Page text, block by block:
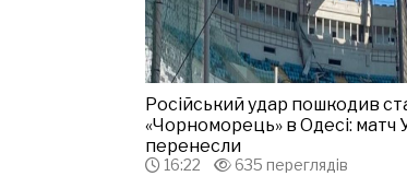
Російський удар пошкодив
«Чорноморець» в Одесі: матч
перенесли
16:22 635 переглядів